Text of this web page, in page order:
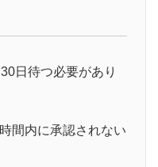
日待つ必要があり
間内に承認されない